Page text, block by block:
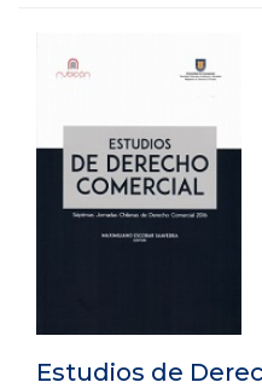
Estudios de